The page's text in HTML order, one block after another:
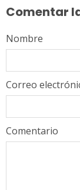
Comentar
Comentario
Nombre
Correo